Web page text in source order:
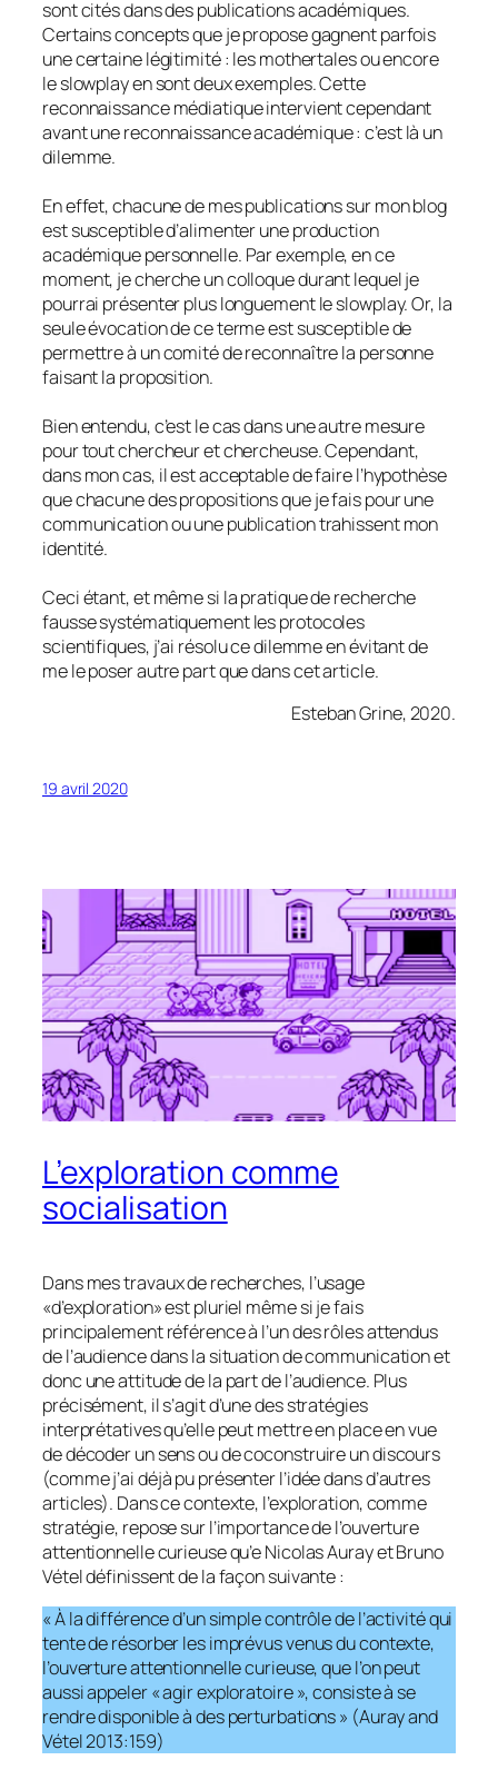
sont cités dans des publications académiques.
Certains concepts que je propose gagnent parfois
une certaine légitimité : les mothertales ou encore
le slowplay en sont deux exemples. Cette
reconnaissance médiatique intervient cependant
avant une reconnaissance académique : c’est là un
dilemme.
En effet, chacune de mes publications sur mon blog
est susceptible d’alimenter une production
académique personnelle. Par exemple, en ce
moment, je cherche un colloque durant lequel je
pourrai présenter plus longuement le slowplay. Or, la
seule évocation de ce terme est susceptible de
permettre à un comité de reconnaître la personne
faisant la proposition.
Bien entendu, c’est le cas dans une autre mesure
pour tout chercheur et chercheuse. Cependant,
dans mon cas, il est acceptable de faire l’hypothèse
que chacune des propositions que je fais pour une
communication ou une publication trahissent mon
identité.
Ceci étant, et même si la pratique de recherche
fausse systématiquement les protocoles
scientifiques, j’ai résolu ce dilemme en évitant de
me le poser autre part que dans cet article.
Esteban Grine, 2020.
19 avril 2020
L’exploration comme
socialisation
Dans mes travaux de recherches, l’usage
«d’exploration» est pluriel même si je fais
principalement référence à l’un des rôles attendus
de l’audience dans la situation de communication et
donc une attitude de la part de l’audience. Plus
précisément, il s’agit d’une des stratégies
interprétatives qu’elle peut mettre en place en vue
de décoder un sens ou de coconstruire un discours
(comme j’ai déjà pu présenter l’idée dans d’autres
articles). Dans ce contexte, l’exploration, comme
stratégie, repose sur l’importance de l’ouverture
attentionnelle curieuse qu’e Nicolas Auray et Bruno
Vétel définissent de la façon suivante :
« À la différence d’un simple contrôle de l’activité qui
tente de résorber les imprévus venus du contexte,
l’ouverture attentionnelle curieuse, que l’on peut
aussi appeler « agir exploratoire », consiste à se
rendre disponible à des perturbations » (Auray and
Vétel 2013:159)